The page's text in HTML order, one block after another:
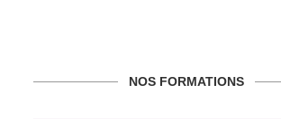
NOS FORMATIONS